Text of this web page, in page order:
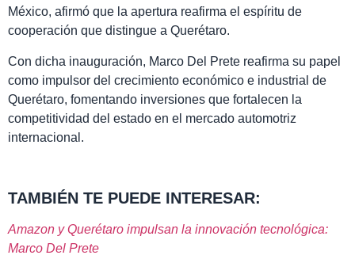
México, afirmó que la apertura reafirma el espíritu de
cooperación que distingue a Querétaro.
Con dicha inauguración, Marco Del Prete reafirma su papel
como impulsor del crecimiento económico e industrial de
Querétaro, fomentando inversiones que fortalecen la
competitividad del estado en el mercado automotriz
internacional.
TAMBIÉN TE PUEDE INTERESAR:
Amazon y Querétaro impulsan la innovación tecnológica:
Marco Del Prete